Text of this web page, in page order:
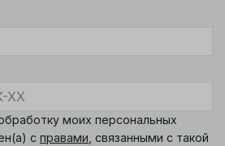
моих персональных
с правами , связанными с такой